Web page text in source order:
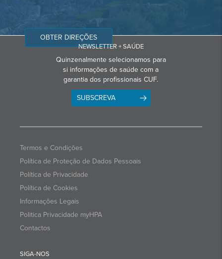
OBTER DIREÇÕES
NEWSLETTER + SAÚDE
Quinzenalmente selecionamos para
si informações de saúde com a
garantia dos profissionais CUF.
SUBSCREVA
Termos e Condições
Política de Proteção de Dados Pessoais
Política de Privacidade
Política de Cookies
Informações Legais
Politica Privacidade myHPA
Contactos
SIGA-NOS